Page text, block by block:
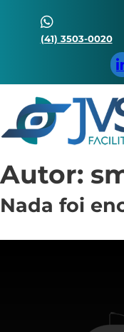
(41) 3503-0020
Autor:
Nada foi